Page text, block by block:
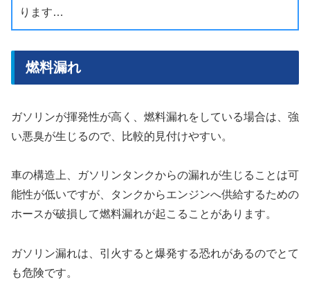
ります…
燃料漏れ
ガソリンが揮発性が高く、燃料漏れをしている場合は、強
い悪臭が生じるので、比較的見付けやすい。
車の構造上、ガソリンタンクからの漏れが生じることは可
能性が低いですが、タンクからエンジンへ供給するための
ホースが破損して燃料漏れが起こることがあります。
ガソリン漏れは、引火すると爆発する恐れがあるのでとて
も危険です。